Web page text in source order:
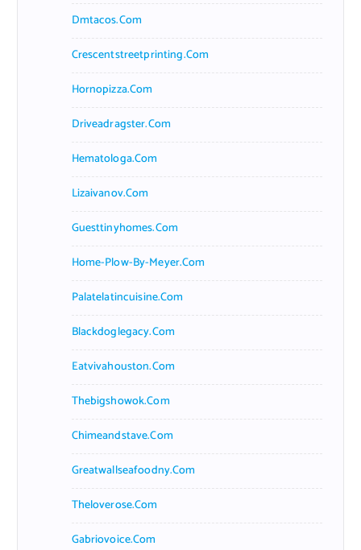
Dmtacos.com
Crescentstreetprinting.com
Hornopizza.com
Driveadragster.com
Hematologa.com
Lizaivanov.com
Guesttinyhomes.com
Home-Plow-By-Meyer.com
Palatelatincuisine.com
Blackdoglegacy.com
Eatvivahouston.com
Thebigshowok.com
Chimeandstave.com
Greatwallseafoodny.com
Theloverose.com
Gabriovoice.com